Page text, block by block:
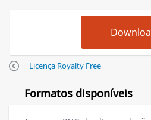
Licença Royalty Free
Formatos disponíveis